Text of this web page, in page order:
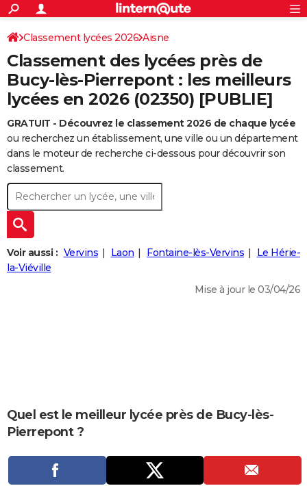
ACTUALITÉS
Politique
Société
Faits Divers
Education
Monde
Villes
+
SPORT
Coupe du monde 2026
Football
Tennis
Cyclisme
Rugby
Forum
Programme TV
TNT
Streaming
Cinéma
Sorties cinéma
Musique
+FINANCE
Retraite
Impôts
Epargne
Immobilier
Risques naturels par ville
Banque
Assurance
Crédit
AUTO
Essais
Réserver un essai
Citadines
Berlines
SUV
Forum auto
+
HIGH-TECH
BRICOLAGE
Forum
Aménagement intérieur
Extérieur
Cuisine
Salle de bains
Jardinage
Rangement
+WEEK-END
Guides de France
Escapades
Patrimoine
Expositions
Musées
Week-end nature
+
LIFESTYLE
Art de vivre
Bien-être
Loisirs
Mode
Modes de vie
+SANTE
Carte de Noël
Carte Bonne année
Carte Saint-Valentin
Carte Pâques
Carte d'anniversaire
DICTIONNAIRE
Dictionnaire
Biographies
Citations
Expressions
Proverbes
PROGRAMME TV
S'inscrire
Connexion
Classement lycées 2026 Aisne
Classement des lycées près de
Bucy-lès-Pierrepont : les meilleurs
lycées en 2026 (02350) [PUBLIE]
GRATUIT - Découvrez le classement 2026 de chaque lycée
ou recherchez un établissement, une ville ou un département
dans le moteur de recherche ci-dessous pour découvrir son
classement.
Voir aussi : Vervins Laon Fontaine-lès-Vervins
Le Hérie-
la-Viéville
Mise à jour le 03/04/26
Quel est le meilleur lycée près de Bucy-lès-
Pierrepont ?